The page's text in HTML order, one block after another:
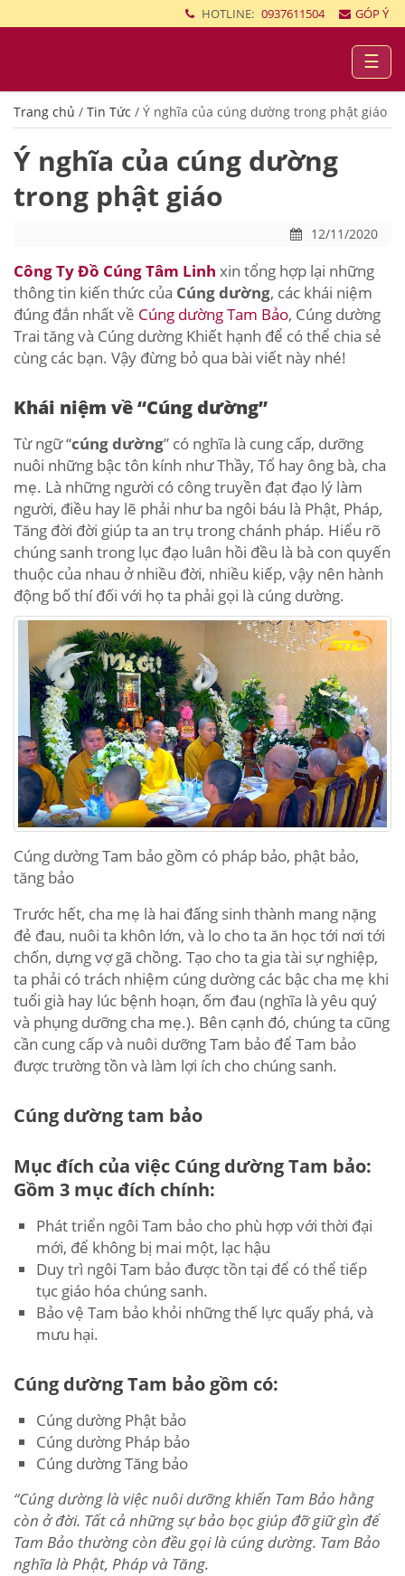
HOTLINE: 0937611504 GÓP Ý
☰
Trang chủ / Tin Tức / Ý nghĩa của cúng dường trong phật giáo
Ý nghĩa của cúng dường
trong phật giáo
12/11/2020
Công Ty Đồ Cúng Tâm Linh xin tổng hợp lại những
thông tin kiến thức của Cúng dường, các khái niệm
đúng đắn nhất về Cúng dường Tam Bảo, Cúng dường
Trai tăng và Cúng dường Khiết hạnh để có thể chia sẻ
cùng các bạn. Vậy đừng bỏ qua bài viết này nhé!
Khái niệm về “Cúng dường”
Từ ngữ “cúng dường” có nghĩa là cung cấp, dưỡng
nuôi những bậc tôn kính như Thầy, Tổ hay ông bà, cha
mẹ. Là những người có công truyền đạt đạo lý làm
người, điều hay lẽ phải như ba ngôi báu là Phật, Pháp,
Tăng đời đời giúp ta an trụ trong chánh pháp. Hiểu rõ
chúng sanh trong lục đạo luân hồi đều là bà con quyến
thuộc của nhau ở nhiều đời, nhiều kiếp, vậy nên hành
động bố thí đối với họ ta phải gọi là cúng dường.
Cúng dường Tam bảo gồm có pháp bảo, phật bảo,
tăng bảo
Trước hết, cha mẹ là hai đấng sinh thành mang nặng
đẻ đau, nuôi ta khôn lớn, và lo cho ta ăn học tới nơi tới
chốn, dựng vợ gã chồng. Tạo cho ta gia tài sự nghiệp,
ta phải có trách nhiệm cúng dường các bậc cha mẹ khi
tuổi già hay lúc bệnh hoạn, ốm đau (nghĩa là yêu quý
và phụng dưỡng cha mẹ.). Bên cạnh đó, chúng ta cũng
cần cung cấp và nuôi dưỡng Tam bảo để Tam bảo
được trường tồn và làm lợi ích cho chúng sanh.
Cúng dường tam bảo
Mục đích của việc Cúng dường Tam bảo:
Gồm 3 mục đích chính:
Phát triển ngôi Tam bảo cho phù hợp với thời đại
mới, để không bị mai một, lạc hậu
Duy trì ngôi Tam bảo được tồn tại để có thể tiếp
tục giáo hóa chúng sanh.
Bảo vệ Tam bảo khỏi những thế lực quấy phá, và
mưu hại.
Cúng dường Tam bảo gồm có:
Cúng dường Phật bảo
Cúng dường Pháp bảo
Cúng dường Tăng bảo
“Cúng dường là việc nuôi dưỡng khiến Tam Bảo hằng
còn ở đời. Tất cả những sự bảo bọc giúp đỡ giữ gìn để
Tam Bảo thường còn đều gọi là cúng dường. Tam Bảo
nghĩa là Phật, Pháp và Tăng.